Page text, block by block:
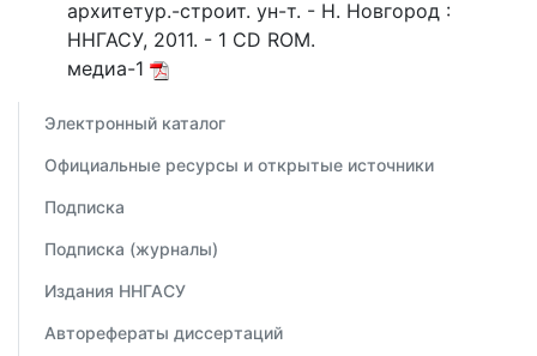
архитетур.-строит. ун-т. - Н. Новгород :
ННГАСУ, 2011. - 1 CD ROM.
медиа-1
Электронный каталог
Официальные ресурсы и открытые источники
Подписка
Подписка (журналы)
Издания ННГАСУ
Авторефераты диссертаций